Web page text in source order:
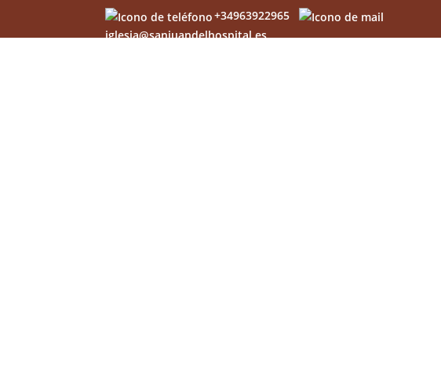
+34963922965
iglesia@sanjuandelhospital.es